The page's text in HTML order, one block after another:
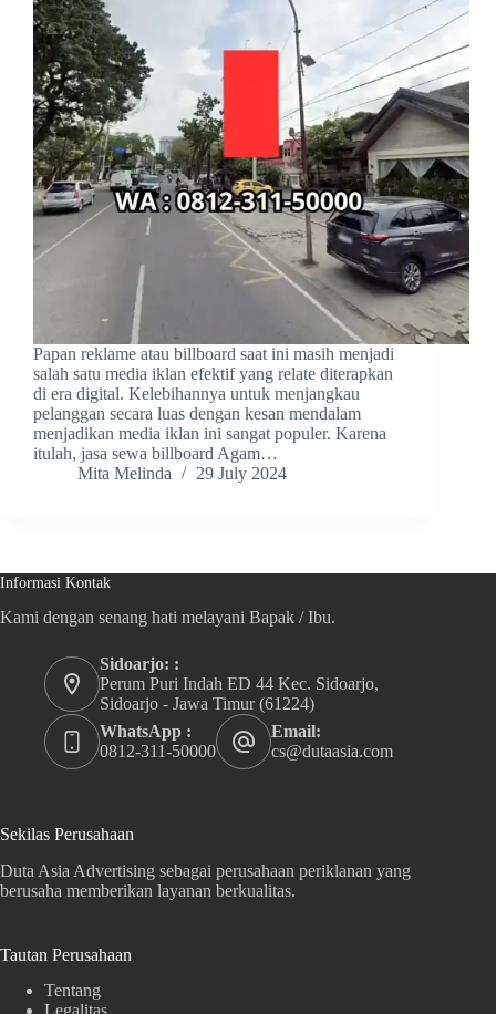
Papan reklame atau billboard saat ini masih menjadi
salah satu media iklan efektif yang relate diterapkan
di era digital. Kelebihannya untuk menjangkau
pelanggan secara luas dengan kesan mendalam
menjadikan media iklan ini sangat populer. Karena
itulah, jasa sewa billboard Agam…
Mita Melinda
29 July 2024
Informasi Kontak
Kami dengan senang hati melayani Bapak / Ibu.
Sidoarjo: :
Perum Puri Indah ED 44 Kec. Sidoarjo,
Sidoarjo - Jawa Timur (61224)
WhatsApp :
0812-311-50000
Email:
cs@dutaasia.com
Sekilas Perusahaan
Duta Asia Advertising sebagai perusahaan periklanan yang
berusaha memberikan layanan berkualitas.
Tautan Perusahaan
Tentang